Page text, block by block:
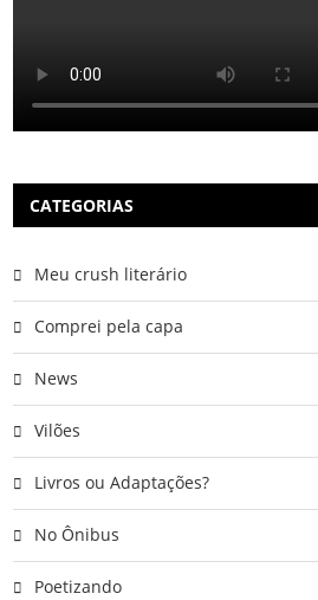
CATEGORIAS
Meu crush literário
Comprei pela capa
News
Vilões
Livros ou Adaptações?
No Ônibus
Poetizando